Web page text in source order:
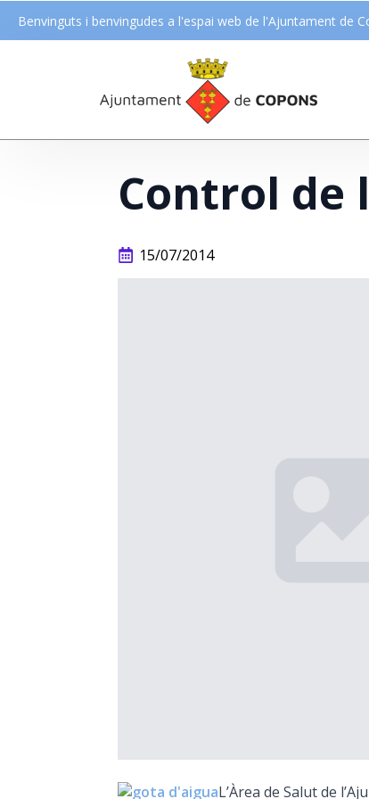
Benvinguts i benvingudes a l'espai web de l'Ajuntament de
Control de
15/07/2014
L’Àrea de Salut de